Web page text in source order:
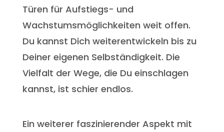
Türen für Aufstiegs- und
Wachstumsmöglichkeiten weit offen.
Du kannst Dich weiterentwickeln bis zu
Deiner eigenen Selbständigkeit. Die
Vielfalt der Wege, die Du einschlagen
kannst, ist schier endlos.
Ein weiterer faszinierender Aspekt mit